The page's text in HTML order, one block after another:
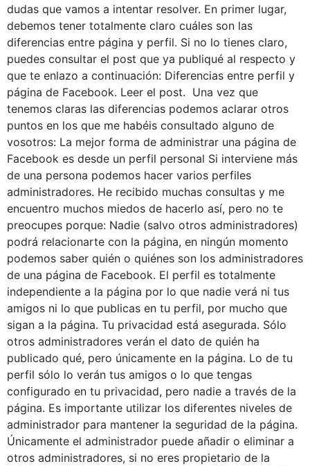
dudas que vamos a intentar resolver. En primer lugar,
debemos tener totalmente claro cuáles son las
diferencias entre página y perfil. Si no lo tienes claro,
puedes consultar el post que ya publiqué al respecto y
que te enlazo a continuación: Diferencias entre perfil y
página de Facebook. Leer el post. Una vez que
tenemos claras las diferencias podemos aclarar otros
puntos en los que me habéis consultado alguno de
vosotros: La mejor forma de administrar una página de
Facebook es desde un perfil personal Si interviene más
de una persona podemos hacer varios perfiles
administradores. He recibido muchas consultas y me
encuentro muchos miedos de hacerlo así, pero no te
preocupes porque: Nadie (salvo otros administradores)
podrá relacionarte con la página, en ningún momento
podemos saber quién o quiénes son los administradores
de una página de Facebook. El perfil es totalmente
independiente a la página por lo que nadie verá ni tus
amigos ni lo que publicas en tu perfil, por mucho que
sigan a la página. Tu privacidad está asegurada. Sólo
otros administradores verán el dato de quién ha
publicado qué, pero únicamente en la página. Lo de tu
perfil sólo lo verán tus amigos o lo que tengas
configurado en tu privacidad, pero nadie a través de la
página. Es importante utilizar los diferentes niveles de
administrador para mantener la seguridad de la página.
Únicamente el administrador puede añadir o eliminar a
otros administradores, si no eres propietario de la